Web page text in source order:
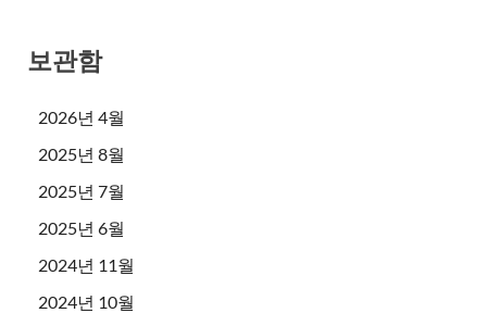
보관함
2026년 4월
2025년 8월
2025년 7월
2025년 6월
2024년 11월
2024년 10월